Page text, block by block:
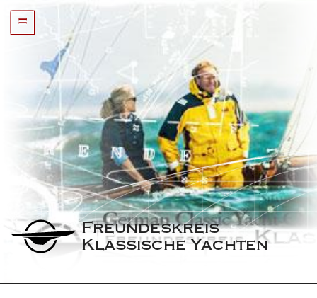
=
Freundeskreis
Klassische Yachten